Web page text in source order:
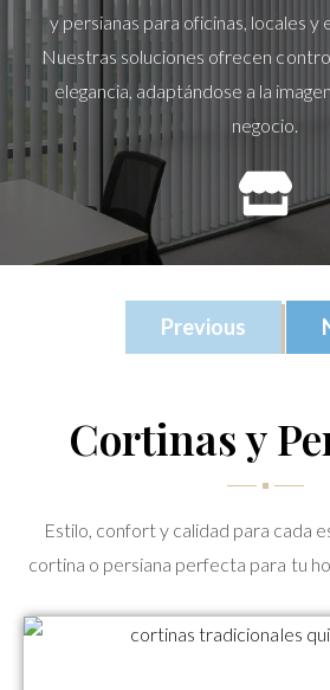
y persianas para oficinas, locales y
Nuestras soluciones ofrecen
elegancia, adaptándose a la
negocio.
Previous
Cortinas y
Estilo, confort y calidad para cada
cortina o persiana perfecta para tu